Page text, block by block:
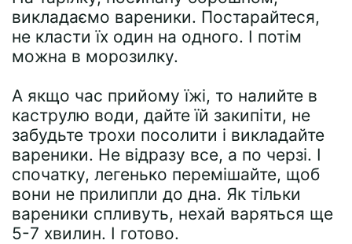
викладаємо вареники. Постарайтеся,
не класти їх один на одного. І потім
можна в морозилку.
А якщо час прийому їжі, то налийте в
каструлю води, дайте їй закипіти, не
забудьте трохи посолити і викладайте
вареники. Не відразу все, а по черзі. І
спочатку, легенько перемішайте, щоб
вони не прилипли до дна. Як тільки
вареники спливуть, нехай варяться ще
5-7 хвилин. І готово.